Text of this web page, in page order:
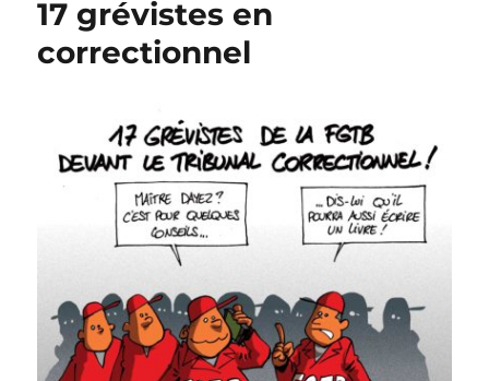
protection
17 grévistes en
correctionnel